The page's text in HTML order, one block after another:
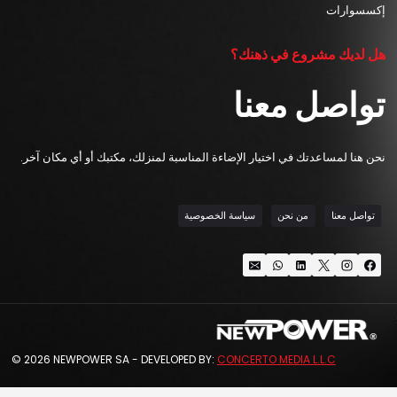
إكسسوارات
هل لديك مشروع في ذهنك؟
تواصل معنا
نحن هنا لمساعدتك في اختيار الإضاءة المناسبة لمنزلك، مكتبك أو أي مكان آخر.
تواصل معنا من نحن سياسة الخصوصية
© 2026 NEWPOWER SA - DEVELOPED BY:CONCERTO MEDIA L.L.C